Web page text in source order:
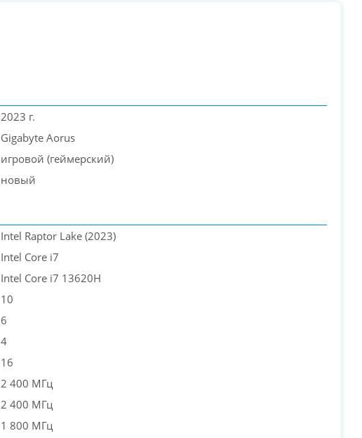
2023 г.
Gigabyte Aorus
игровой (геймерский)
новый
Intel Raptor Lake (2023)
Intel Core i7
Intel Core i7 13620H
10
6
4
16
2 400 МГц
2 400 МГц
1 800 МГц